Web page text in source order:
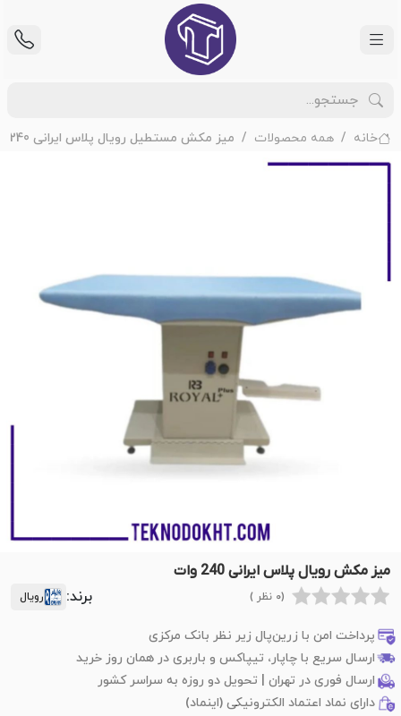
خانه همه محصولات میز مکش مستطیل رویال پلاس ایرانی 240 وات
میز مکش رویال پلاس ایرانی 240 وات
(0 نظر ) برند: رویال
پرداخت امن با زرین‌پال زیر نظر بانک مرکزی
ارسال سریع با چاپار، تیپاکس و باربری در همان روز خرید
ارسال فوری در تهران | تحویل دو روزه به سراسر کشور
دارای نماد اعتماد الکترونیکی (اینماد)